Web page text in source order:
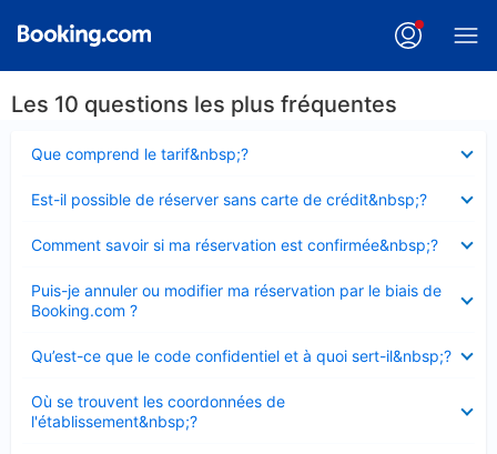
Les 10 questions les plus fréquentes
Que comprend le tarif&nbsp;?
fermé
Est-il possible de réserver sans carte de crédit&nbsp;?
fermé
Comment savoir si ma réservation est confirmée&nbsp;?
fermé
Puis-je annuler ou modifier ma réservation par le biais de
Booking.com ?
fermé
Qu’est-ce que le code confidentiel et à quoi sert-il&nbsp;?
fermé
Où se trouvent les coordonnées de
l'établissement&nbsp;?
fermé